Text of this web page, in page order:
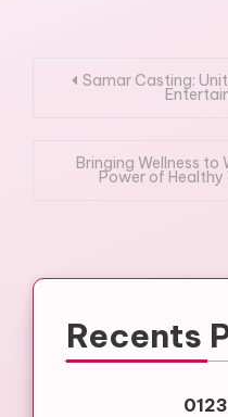
Post
navigation
Samar Casting:
Bringing Wellness to
Power of Healthy
Recents